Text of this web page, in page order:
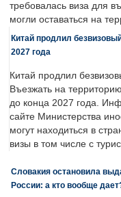
требовалась виза для
могли оставаться на
Китай продлил
2027 года
Китай продлил
Въезжать на
до конца 2027 года.
сайте Министерства
могут находиться в
визы в том числе с
Словакия остановила
России: а кто вообще